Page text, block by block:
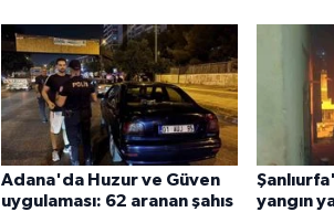
Adana'da Huzur ve Güven
uygulaması: 62 aranan şahıs
yangın